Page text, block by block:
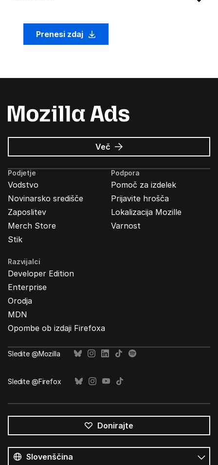
Prenesi zdaj
Več o
Oglasi
Mozilla
Podjetje
Vodstvo
Novinarsko središče
Zaposlitev
Merch Store
Stik
Podpora
Pomoč za izdelek
Prijavite hrošča
Lokalizacija Mozille
Varnost
Razvijalci
Developer Edition
Enterprise
Orodja
MDN
Opombe ob izdaji Firefoxa
Sledite @Mozilla
Sledite @Firefox
Donirajte
jeziki
Jezik